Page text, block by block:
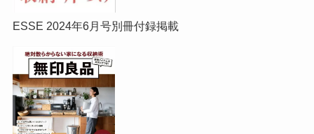
ESSE 2024年6月号別冊付録掲載